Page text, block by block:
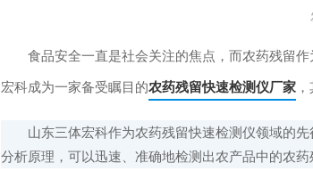
食品安全一直是社会关注的焦点，而农药残留作
宏科成为一家备受瞩目的农药残留快速检测仪厂家
山东三体宏科作为农药残留快速检测仪领域的先
分析原理，可以迅速、准确地检测出农产品中的农